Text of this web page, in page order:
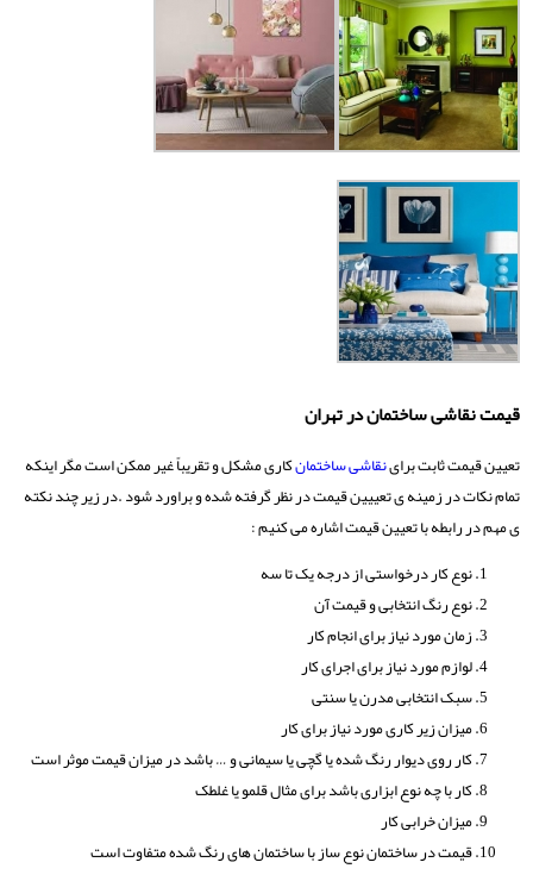
قیمت نقاشی ساختمان در تهران
تعیین قیمت ثابت براینقاشی ساختمانکاری مشکل و تقریباً غیر ممکن است مگر اینکه
تمام نکات در زمینه ی تعییین قیمت در نظر گرفته شده و براورد شود .در زیر چند نکته
ی مهم در رابطه با تعیین قیمت اشاره می کنیم :
نوع کار درخواستی از درجه یک تا سه
نوع رنگ انتخابی و قیمت آن
زمان مورد نیاز برای انجام کار
لوازم مورد نیاز برای اجرای کار
سبک انتخابی مدرن یا سنتی
میزان زیر کاری مورد نیاز برای کار
کار روی دیوار رنگ شده یا گچی یا سیمانی و … باشد در میزان قیمت موثر است
کار با چه نوع ابزاری باشد برای مثال قلمو یا غلطک
میزان خرابی کار
قیمت در ساختمان نوع ساز با ساختمان های رنگ شده متفاوت است